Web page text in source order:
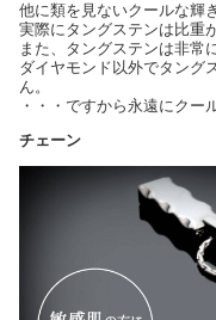
他に類を見ないクールな輝
実際にタングステンは比重
また、タングステンは非常
ダイヤモンド以外でタング
ん。
・・・ですから永遠にクー
チェーン